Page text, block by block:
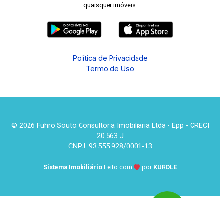
quaisquer imóveis.
Política de Privacidade
Termo de Uso
© 2026 Fuhro Souto Consultoria Imobiliaria Ltda - Epp - CRECI
20.563 J
CNPJ: 93.555.928/0001-13
Sistema Imobiliário Feito com por KUROLE